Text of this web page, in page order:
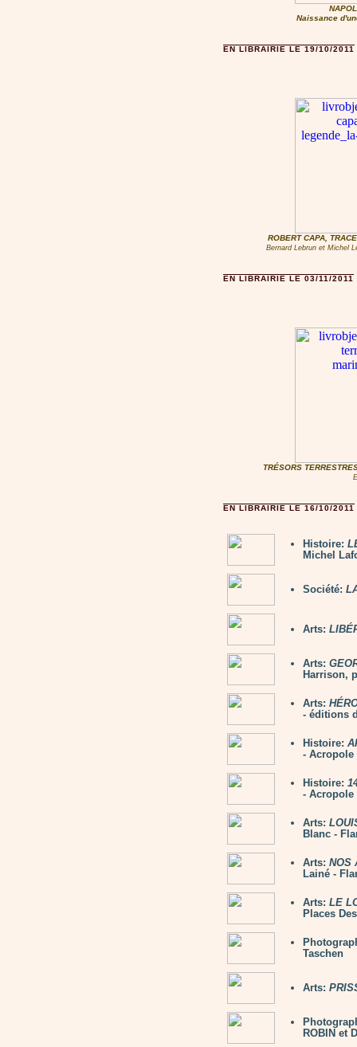
Naissance
EN LIBRAIRIE LE 19/10/2011
ROBERT CAPA,
Bernard Lebrun et Michel
EN LIBRAIRIE LE 03/11/2011
TRÉSORS
EN LIBRAIRIE LE 16/10/2011
Histoire:
Michel
Société:
Arts:
Arts:
Harrison,
Arts:
- éditions
Histoire:
- Acropole
Histoire:
- Acropole
Arts:
Blanc -
Arts: NOS
Lainé -
Arts: LE
Places
Taschen
Arts:
ROBIN et